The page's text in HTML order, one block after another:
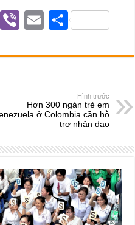
T
Vi
er
E
ail
S
ar
Hình trước
Hơn 300 ngàn trẻ em
ở Colombia cần hỗ
trợ nhân đạo